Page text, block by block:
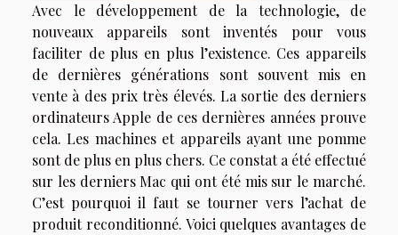
Avec le développement de la technologie, de
nouveaux appareils sont inventés pour vous
faciliter de plus en plus l’existence. Ces appareils
de dernières générations sont souvent mis en
vente à des prix très élevés. La sortie des derniers
ordinateurs Apple de ces dernières années prouve
cela. Les machines et appareils ayant une pomme
sont de plus en plus chers. Ce constat a été effectué
sur les derniers Mac qui ont été mis sur le marché.
C’est pourquoi il faut se tourner vers l’achat de
produit reconditionné. Voici quelques avantages de